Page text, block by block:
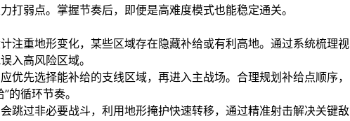
弱点。掌握节奏后，即便是高难度模式也能稳定通关。
注重地形变化，某些区域存在隐藏补给或有利高地。通过系统梳理视
入高风险区域。
优先选择能补给的支线区域，再进入主战场。合理规划补给点顺序，
的循环节奏。
跳过非必要战斗，利用地形掩护快速转移，通过精准射击解决关键敌